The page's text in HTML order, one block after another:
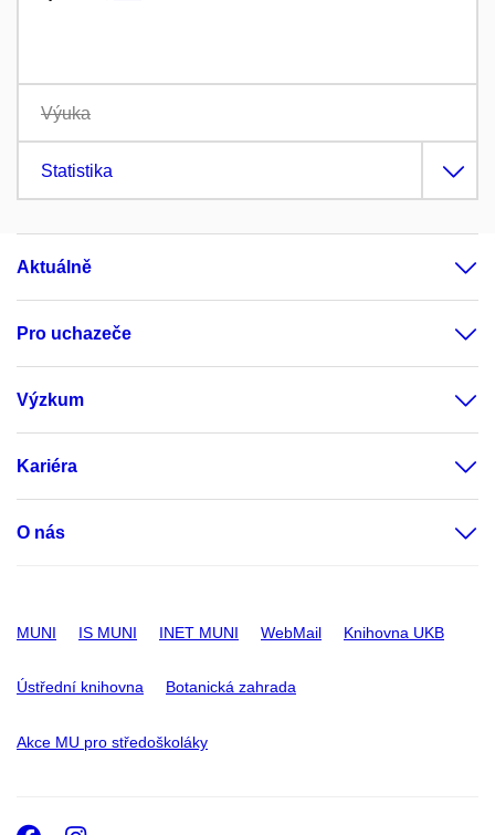
Výuka
Statistika
Aktuálně
Pro uchazeče
Výzkum
Kariéra
O nás
MUNI IS MUNI INET MUNI WebMail Knihovna UKB
Ústřední knihovna Botanická zahrada
Akce MU pro středoškoláky